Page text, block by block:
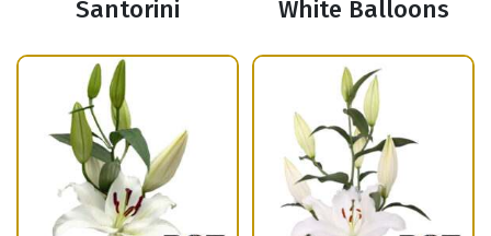
Santorini White Balloons